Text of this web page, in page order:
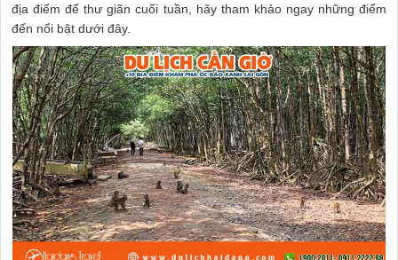
địa điểm để thư giãn cuối tuần, hãy tham khảo ngay những điểm
đến nổi bật dưới đây.